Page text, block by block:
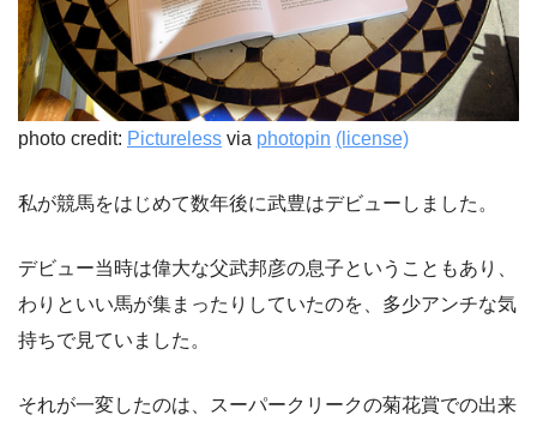
photo credit: Pictureless via photopin (license)
私が競馬をはじめて数年後に武豊はデビューしました。
デビュー当時は偉大な父武邦彦の息子ということもあり、
わりといい馬が集まったりしていたのを、多少アンチな気
持ちで見ていました。
それが一変したのは、スーパークリークの菊花賞での出来